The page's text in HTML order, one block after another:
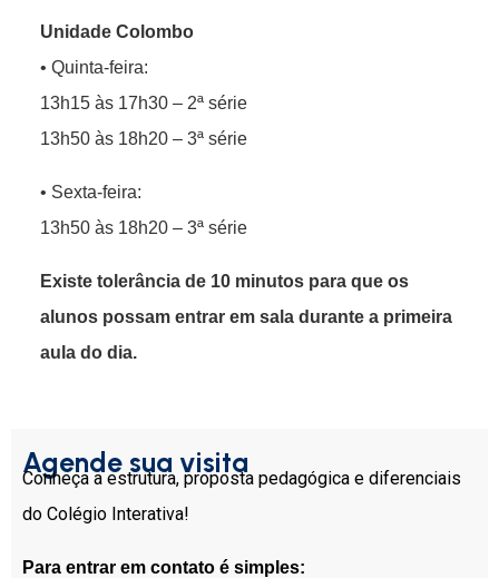
Unidade Colombo
• Quinta-feira:
13h15 às 17h30 – 2ª série
13h50 às 18h20 – 3ª série
• Sexta-feira:
13h50 às 18h20 – 3ª série
Existe tolerância de 10 minutos para que os
alunos possam entrar em sala durante a primeira
aula do dia.
Agende sua visita
Conheça a estrutura, proposta pedagógica e diferenciais
do Colégio Interativa!
Para entrar em contato é simples: